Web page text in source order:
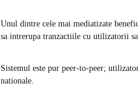
Unul dintre cele mai mediatizate
sa intrerupa tranzactiile cu utilizatorii
Sistemul este pur peer-to-peer;
nationale.